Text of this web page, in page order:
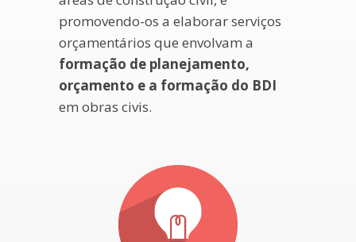
promovendo-os a elaborar serviços
orçamentários que envolvam a
formação de planejamento,
orçamento e a formação do BDI
em obras civis.